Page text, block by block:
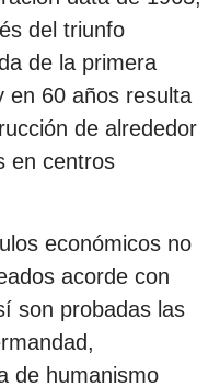
del triunfo
de la primera
en 60 años resulta
de alrededor
en centros
económicos no
acorde con
son probadas las
de humanismo